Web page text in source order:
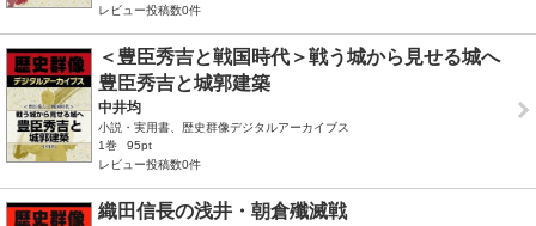
レビュー投稿数0件
＜豊臣秀吉と戦国時代＞戦う城から見せる城へ
豊臣秀吉と城郭建築
中井均
小説・実用書、歴史群像デジタルアーカイブス
1巻
95pt
レビュー投稿数0件
織田信長の浅井・朝倉殲滅戦